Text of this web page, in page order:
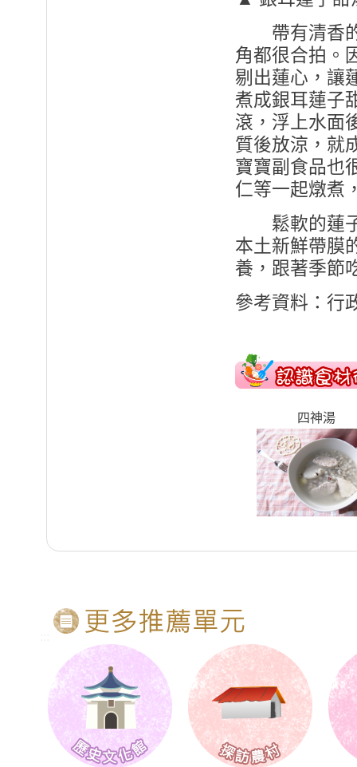
帶有清香的
角都很合拍。
剔出蓮心，讓
煮成銀耳蓮子
滾，浮上水面
質後放涼，就
寶寶副食品也
仁等一起燉煮
鬆軟的蓮子
本土新鮮帶膜
養，跟著季節
參考資料：行
四神湯